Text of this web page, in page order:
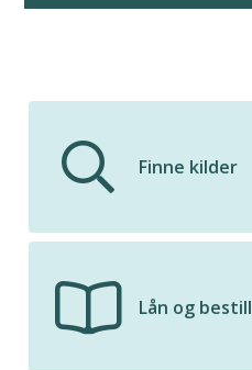
Finne kilder
Lån og bestill